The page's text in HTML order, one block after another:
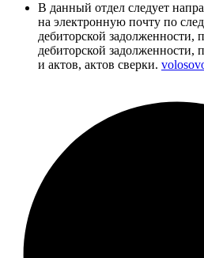
В данный отдел следует
на электронную почту по
дебиторской задолженности,
дебиторской задолженности,
и актов, актов сверки.